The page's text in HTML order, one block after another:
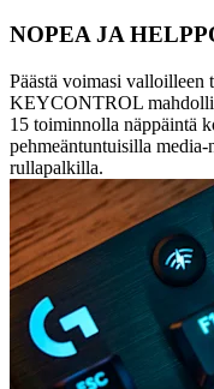
NOPEA JA
Päästä voimasi valloilleen
KEYCONTROL
15 toiminnolla näppäintä
pehmeäntuntuisilla
rullapalkilla.